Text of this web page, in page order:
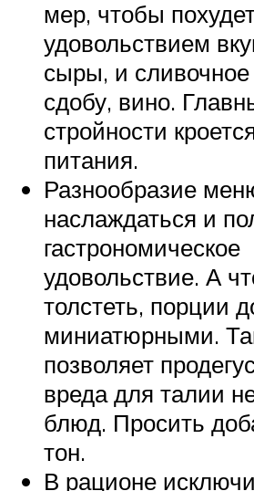
мер, чтобы
удовольствием
сыры, и
сдобу, вино.
стройности
питания.
Разнообразие
наслаждаться и
гастрономическое
удовольствие. А
толстеть, порции
миниатюрными.
позволяет
вреда для талии
блюд. Просить
тон.
В рационе